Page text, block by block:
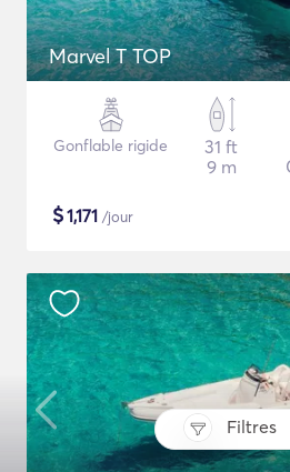
Filtres
Marvel T TOP
Gonflable rigide
31 ft
9 m
$1,171 /jour